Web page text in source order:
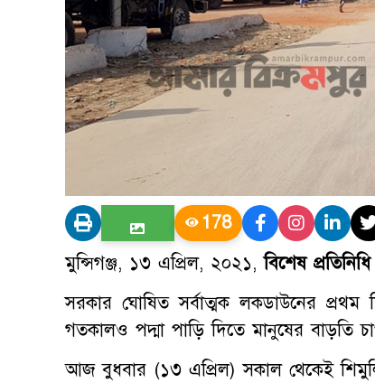
178
মুন্সিগঞ্জ, ১৩ এপ্রিল, ২০২১,বিশেষ প্রতিনিধি
সরকার ঘোষিত সর্বাত্মক লকডাউনের প্রথম
গতকালও পদ্মা পাড়ি দিতে মানুষের বাড়তি
আজ বুধবার (১৩ এপ্রিল) সকাল থেকেই